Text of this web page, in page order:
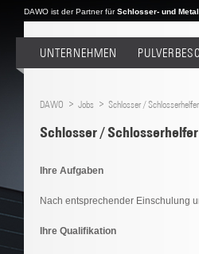
DAWO ist der Partner fürSchlosser- und
UNTERNEHMEN
DAWO Jobs Schlosser / Schlosserhelfer
Schlosser / Schlosserhelfer
Ihre Aufgaben
Nach entsprechender Einschulung
Ihre Qualifikation